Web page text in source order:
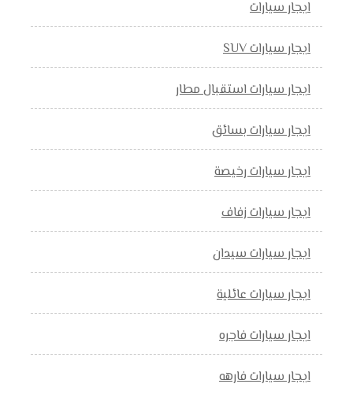
ايجار سيارات
ايجار سيارات SUV
ايجار سيارات استقبال مطار
ايجار سيارات بسائق
ايجار سيارات رخيصة
ايجار سيارات زفاف
ايجار سيارات سيدان
ايجار سيارات عائلية
ايجار سيارات فاجره
ايجار سيارات فارهه